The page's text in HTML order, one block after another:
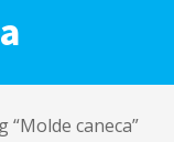
caneca”